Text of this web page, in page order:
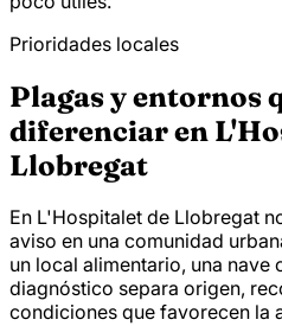
Prioridades locales
Plagas y entornos
diferenciar en
Llobregat
En L'Hospitalet de Llobregat
aviso en una comunidad
un local alimentario, una nave
diagnóstico separa origen,
condiciones que favorecen la